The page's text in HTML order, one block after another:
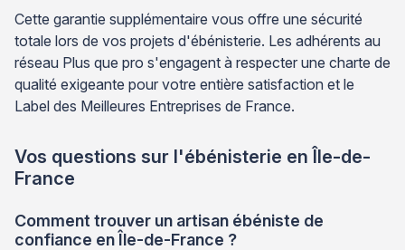
Cette garantie supplémentaire vous offre une sécurité
totale lors de vos projets d'ébénisterie. Les adhérents au
réseau Plus que pro s'engagent à respecter une charte de
qualité exigeante pour votre entière satisfaction et le
Label des Meilleures Entreprises de France.
Vos questions sur l'ébénisterie en Île-de-
France
Comment trouver un artisan ébéniste de
confiance en Île-de-France ?